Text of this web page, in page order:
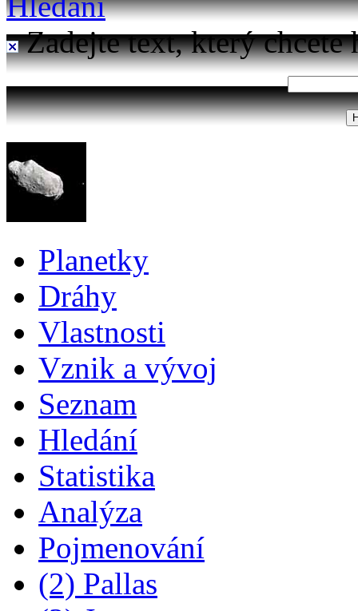
Zadejte text, který chcete
Planetky
Dráhy
Vlastnosti
Vznik a vývoj
Seznam
Hledání
Statistika
Analýza
Pojmenování
(2) Pallas